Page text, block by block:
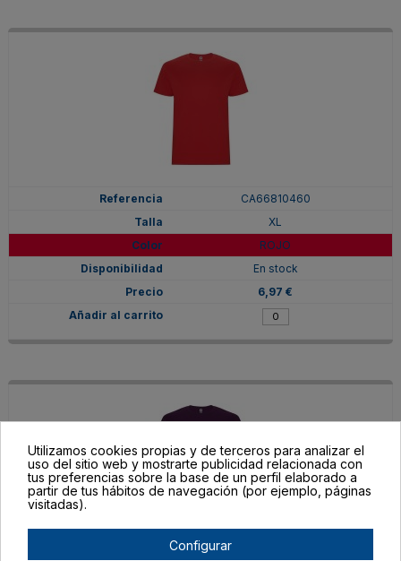
CA66810460
XL
ROJO
En stock
6,97 €
Utilizamos cookies propias y de terceros para analizar el
uso del sitio web y mostrarte publicidad relacionada con
tus preferencias sobre la base de un perfil elaborado a
partir de tus hábitos de navegación (por ejemplo, páginas
visitadas).
Configurar